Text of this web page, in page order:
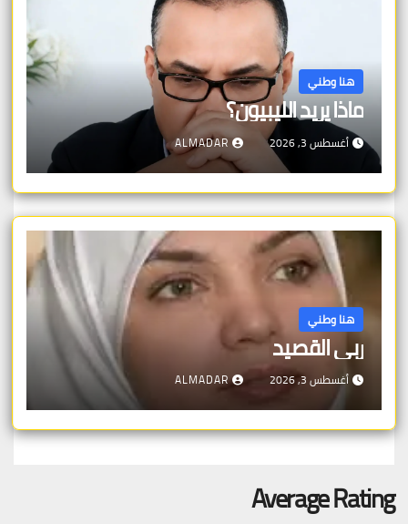
هنا وطني
ماذا يريد الليبيون؟
أغسطس 3, 2026 ALMADAR
هنا وطني
ربى القصيد
أغسطس 3, 2026 ALMADAR
Average Rating